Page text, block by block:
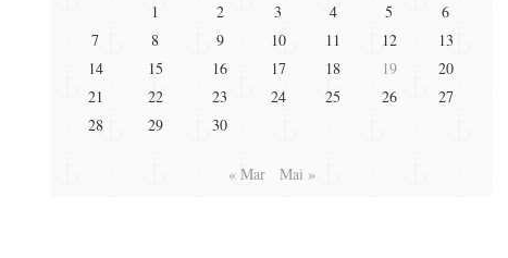
1 2 3 4 5
6
7
8 9 10 11 12
13
14
15 16 17 18 19
20
21
22 23 24 25 26
27
28
29 30
« Mar Mai »